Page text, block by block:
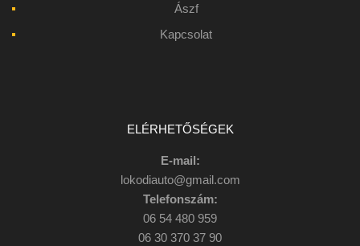
Ászf
Kapcsolat
ELÉRHETŐSÉGEK
E-mail:
lokodiauto@gmail.com
Telefonszám:
06 54 480 959
06 30 370 37 90